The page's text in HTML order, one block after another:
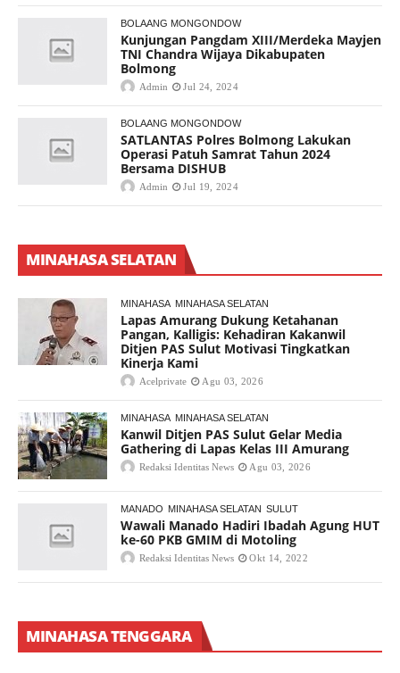
BOLAANG MONGONDOW
Kunjungan Pangdam XIII/Merdeka Mayjen
TNI Chandra Wijaya Dikabupaten
Bolmong
Admin Jul 24, 2024
BOLAANG MONGONDOW
SATLANTAS Polres Bolmong Lakukan
Operasi Patuh Samrat Tahun 2024
Bersama DISHUB
Admin Jul 19, 2024
MINAHASA SELATAN
MINAHASA MINAHASA SELATAN
Lapas Amurang Dukung Ketahanan
Pangan, Kalligis: Kehadiran Kakanwil
Ditjen PAS Sulut Motivasi Tingkatkan
Kinerja Kami
Acelprivate Agu 03, 2026
MINAHASA MINAHASA SELATAN
Kanwil Ditjen PAS Sulut Gelar Media
Gathering di Lapas Kelas III Amurang
Redaksi Identitas News Agu 03, 2026
MANADO MINAHASA SELATAN SULUT
Wawali Manado Hadiri Ibadah Agung HUT
ke-60 PKB GMIM di Motoling
Redaksi Identitas News Okt 14, 2022
MINAHASA TENGGARA